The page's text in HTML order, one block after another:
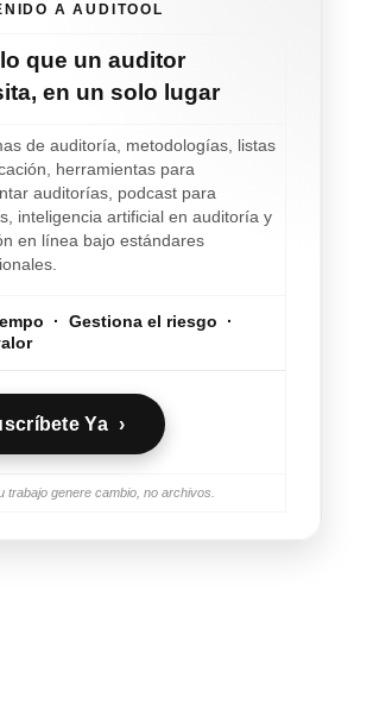
A AUDITOOL
que un auditor
en un solo lugar
de auditoría, metodologías, listas
herramientas para
auditorías, podcast para
inteligencia artificial en auditoría y
en línea bajo estándares
· Gestiona el riesgo ·
Ya ›
trabajo genere cambio, no archivos.